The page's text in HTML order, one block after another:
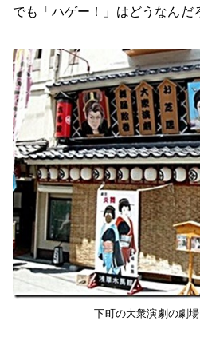
でも「ハゲー！」はどうなんだ
下町の大衆演劇の劇場